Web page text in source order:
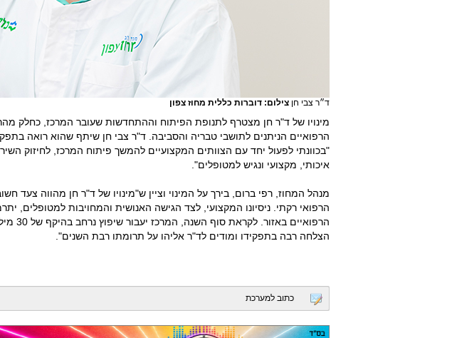
ד״ר צבי חן צילום: דוברות כללית מחוז צפון
מינויו של ד"ר חן מצטרף לתנופת הפיתוח וההתחדשות שעובר המרכז, כחלק
הרפואיים הניתנים לתושבי טבריה והסביבה. ד"ר צבי חן שיתף שהוא רואה
"בכוונתי לפעול יחד עם הצוותים המקצועיים להמשך פיתוח המרכז, לחיזוק
איכותי, מקצועי ונגיש למטופלים".
מנהל המחוז, רפי ברום, בירך על המינוי וציין ש"מינויו של ד"ר חן מהווה צעד
הרפואי רקתי. ניסיונו המקצועי, לצד הגישה האנושית והמחויבות למטופלים,
הצלחה רבה בתפקידו ומודים לד"ר אליהו על תרומתו רבת השנים".
כתוב למערכת